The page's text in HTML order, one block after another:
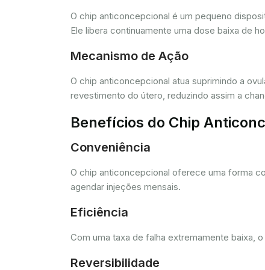
O chip anticoncepcional é um pequeno
Ele libera continuamente uma dose baixa de
Mecanismo de Ação
O chip anticoncepcional atua suprimindo a
revestimento do útero, reduzindo assim a
Benefícios do Chip
Conveniência
O chip anticoncepcional oferece uma forma
agendar injeções mensais.
Eficiência
Com uma taxa de falha extremamente baixa,
Reversibilidade